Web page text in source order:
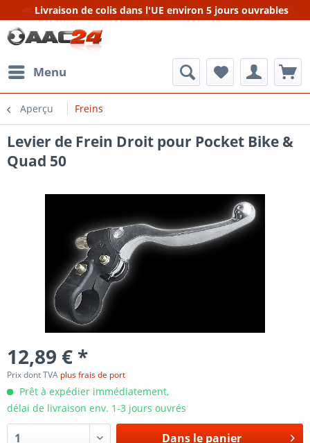
Livraison de colis dans l'UE environ 5 jours ouvrables
Menu
Aperçu Freins
Levier de Frein Droit pour Pocket Bike &
Quad 50
12,89 € *
Prix dont TVA plus frais de port
Prêt à expédier immédiatement,
délai de livraison env. 1-3 jours ouvrés
Dans le panier